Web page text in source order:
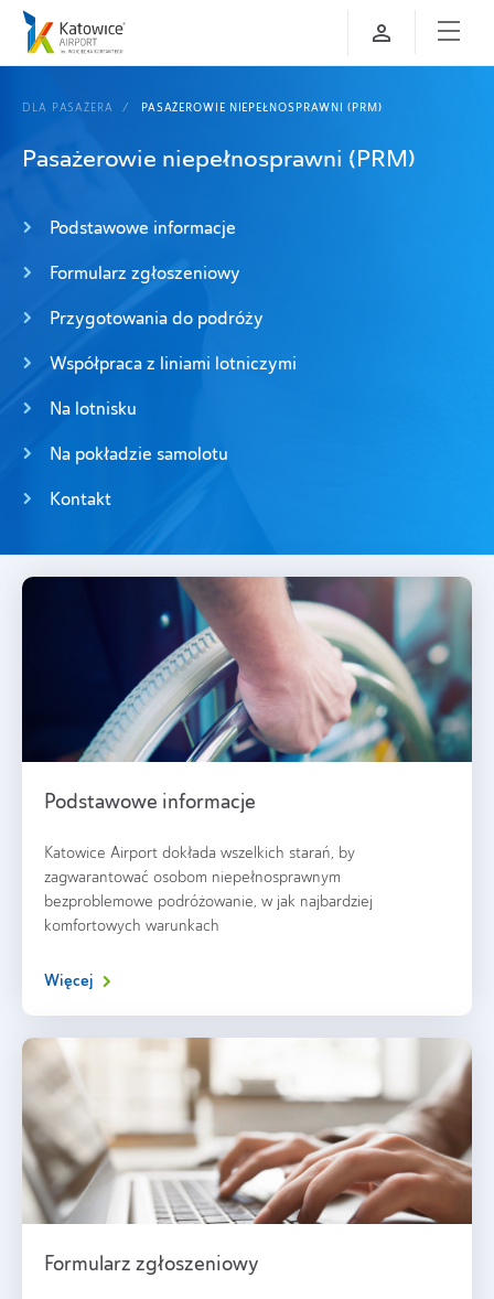
DLA PASAŻERA PASAŻEROWIE NIEPEŁNOSPRAWNI (PRM)
Pasażerowie niepełnosprawni (PRM)
Podstawowe informacje
Formularz zgłoszeniowy
Przygotowania do podróży
Współpraca z liniami lotniczymi
Na lotnisku
Na pokładzie samolotu
Kontakt
Podstawowe informacje
Katowice Airport dokłada wszelkich starań, by
zagwarantować osobom niepełnosprawnym
bezproblemowe podróżowanie, w jak najbardziej
komfortowych warunkach
Więcej
Formularz zgłoszeniowy